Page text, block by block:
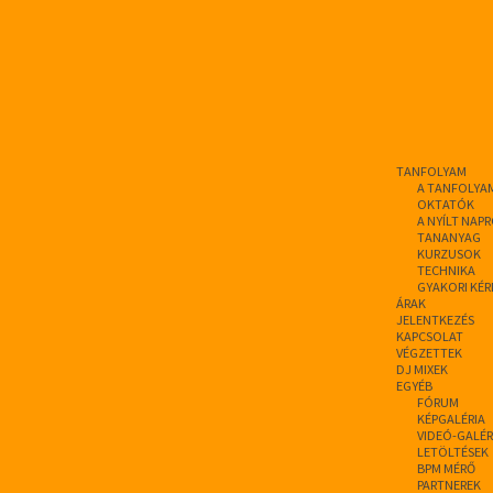
TANFOLYAM
A
OKTATÓK
A NYÍLT
TANANYAG
KURZUSOK
TECHNIKA
GYAKORI
ÁRAK
JELENTKEZÉS
KAPCSOLAT
VÉGZETTEK
DJ MIXEK
EGYÉB
FÓRUM
KÉPGALÉRIA
VIDEÓ-
LETÖLTÉSEK
BPM MÉRŐ
PARTNEREK